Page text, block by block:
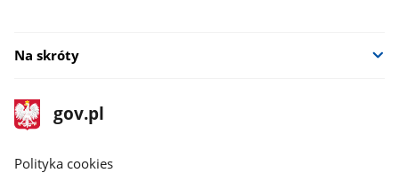
Na skróty
stopka
gov.pl
Strona
gov.pl
gov.pl
Polityka cookies